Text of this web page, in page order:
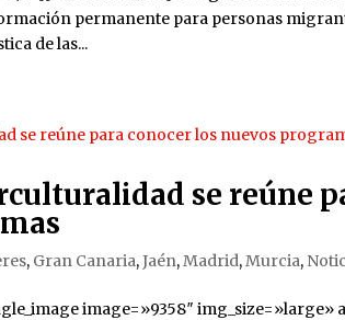
permanente para personas
de las...
se reúne
, Gran Canaria,Jaén,Madrid,Murcia,
image=»9358″